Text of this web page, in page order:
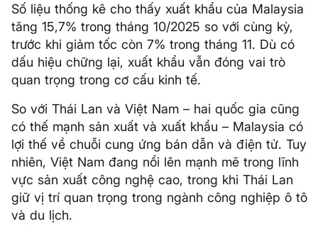
Số liệu thống kê cho thấy xuất khẩu của Malaysia
tăng 15,7% trong tháng 10/2025 so với cùng kỳ,
trước khi giảm tốc còn 7% trong tháng 11. Dù có
dấu hiệu chững lại, xuất khẩu vẫn đóng vai trò
quan trọng trong cơ cấu kinh tế.
So với Thái Lan và Việt Nam – hai quốc gia cũng
có thế mạnh sản xuất và xuất khẩu – Malaysia có
lợi thế về chuỗi cung ứng bán dẫn và điện tử. Tuy
nhiên, Việt Nam đang nổi lên mạnh mẽ trong lĩnh
vực sản xuất công nghệ cao, trong khi Thái Lan
giữ vị trí quan trọng trong ngành công nghiệp ô tô
và du lịch.